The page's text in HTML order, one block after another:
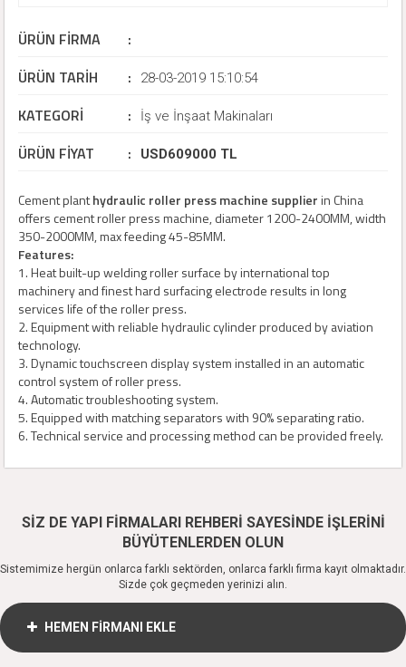
ÜRÜN FİRMA :
Sino Cement Spare Parts Supplier Co., Ltd
ÜRÜN TARİH : 28-03-2019 15:10:54
KATEGORİ : İş ve İnşaat Makinaları
ÜRÜN FİYAT : USD609000 TL
Cement planthydraulic roller press machine supplierin China
offers cement roller press machine, diameter 1200-2400MM, width
350-2000MM, max feeding 45-85MM.
Features:
1. Heat built-up welding roller surface by international top
machinery and finest hard surfacing electrode results in long
services life of the roller press.
2. Equipment with reliable hydraulic cylinder produced by aviation
technology.
3. Dynamic touchscreen display system installed in an automatic
control system of roller press.
4. Automatic troubleshooting system.
5. Equipped with matching separators with 90% separating ratio.
6. Technical service and processing method can be provided freely.
SİZ DE YAPI FİRMALARI REHBERİ SAYESİNDE İŞLERİNİ
BÜYÜTENLERDEN OLUN
Sistemimize hergün onlarca farklı sektörden, onlarca farklı firma kayıt olmaktadır.
Sizde çok geçmeden yerinizi alın.
HEMEN FİRMANI EKLE